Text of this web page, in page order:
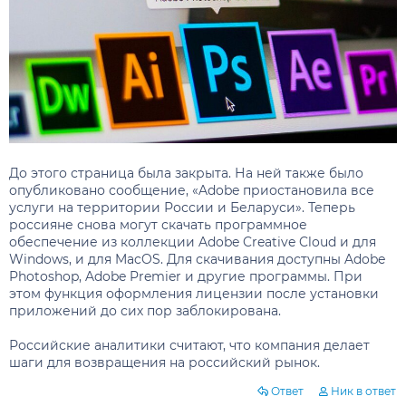
До этого страница была закрыта. На ней также было
опубликовано сообщение, «Adobe приостановила все
услуги на территории России и Беларуси». Теперь
россияне снова могут скачать программное
обеспечение из коллекции Adobe Creative Cloud и для
Windows, и для MacOS. Для скачивания доступны Adobe
Photoshop, Adobe Premier и другие программы. При
этом функция оформления лицензии после установки
приложений до сих пор заблокирована.
Российские аналитики считают, что компания делает
шаги для возвращения на российский рынок.
Ответ Ник в ответ